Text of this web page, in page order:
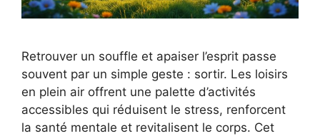
Retrouver un souffle et apaiser l’esprit passe
souvent par un simple geste : sortir. Les loisirs
en plein air offrent une palette d’activités
accessibles qui réduisent le stress, renforcent
la santé mentale et revitalisent le corps. Cet